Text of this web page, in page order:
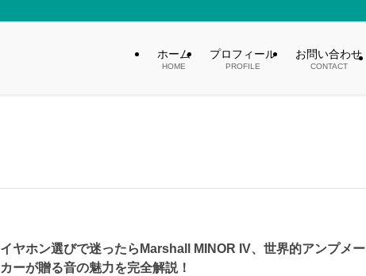
ホーム
HOME
プロフィール
PROFILE
お問い合わせ
CONTACT
イヤホン選びで迷ったらMarshall MINOR IV、世界的アンプメー
カーが贈る音の魅力を完全解説！